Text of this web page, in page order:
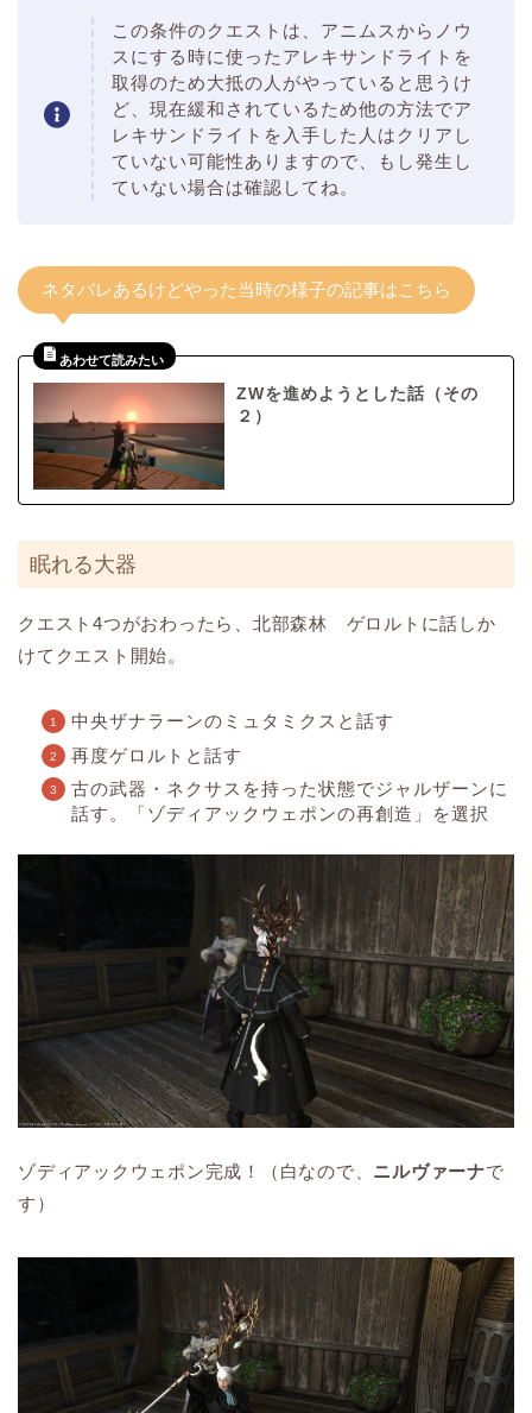
この条件のクエストは、アニムスからノウ
スにする時に使ったアレキサンドライトを
取得のため大抵の人がやっていると思うけ
ど、現在緩和されているため他の方法でア
レキサンドライトを入手した人はクリアし
ていない可能性ありますので、もし発生し
ていない場合は確認してね。
ネタバレあるけどやった当時の様子の記事はこちら
ZWを進めようとした話（その
２）
眠れる大器
クエスト4つがおわったら、北部森林 ゲロルトに話しか
けてクエスト開始。
中央ザナラーンのミュタミクスと話す
再度ゲロルトと話す
古の武器・ネクサスを持った状態でジャルザーンに
話す。「ゾディアックウェポンの再創造」を選択
ゾディアックウェポン完成！（白なので、 ニルヴァーナで
す）